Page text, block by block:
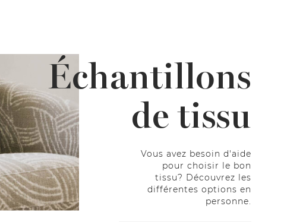
Échantillons
de tissu
Vous avez besoin d'aide
pour choisir le bon
tissu? Découvrez les
différentes options en
personne.